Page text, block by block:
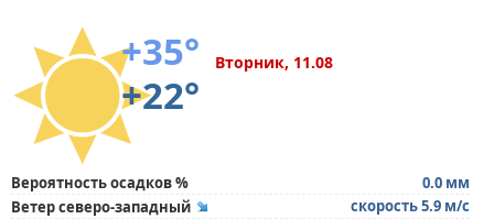
+35°
+22°
Вторник, 11.08
Вероятность осадков %
0.0 мм
Ветер северо-западный
скорость 5.9 м/с